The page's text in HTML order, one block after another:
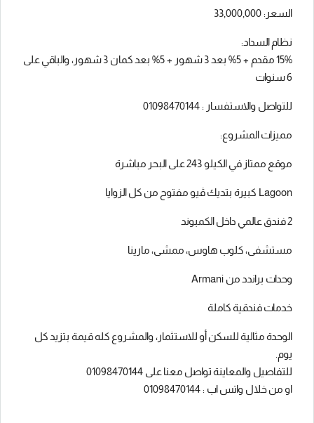
السعر: 33,000,000
نظام السداد:
15% مقدم + 5% بعد 3 شهور + 5% بعد كمان 3 شهور، والباقي على
6 سنوات
للتواصل والاستفسار : 01098470144
مميزات المشروع:
موقع ممتاز في الكيلو 243 على البحر مباشرة
Lagoon كبيرة بتديك ڤيو مفتوح من كل الزوايا
2 فندق عالمي داخل الكمبوند
مستشفى، كلوب هاوس، ممشى، مارينا
وحدات براندد من Armani
خدمات فندقية كاملة
الوحدة مثالية للسكن أو للاستثمار، والمشروع كله قيمة بتزيد كل
يوم.
للتفاصيل والمعاينة تواصل معنا على 01098470144
او من خلال واتس اب : 01098470144